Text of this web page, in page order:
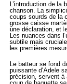
L’introduction de la
chanson. La
coups sourds de la
grosse caisse
une déclaration, et
Les nuances dans
subtile mais
les premières
Le batteur se fond
puissante d’Adele
précision, servent à